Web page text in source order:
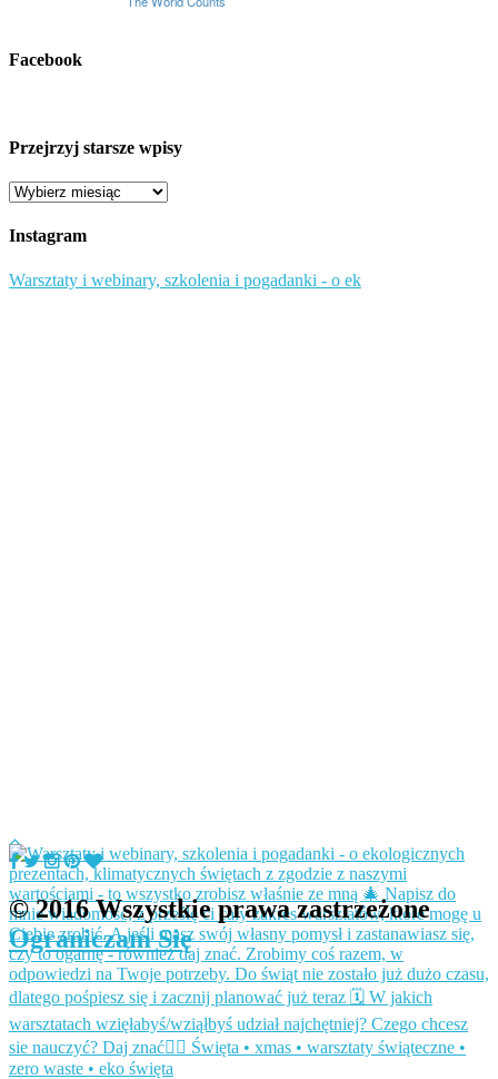
Facebook
Przejrzyj starsze wpisy
Przejrzyj
wpisy
Instagram
Warsztaty i webinary, szkolenia i pogadanki - o ek
© 2016 Wszystkie prawa zastrzeżone
Ograniczam Się